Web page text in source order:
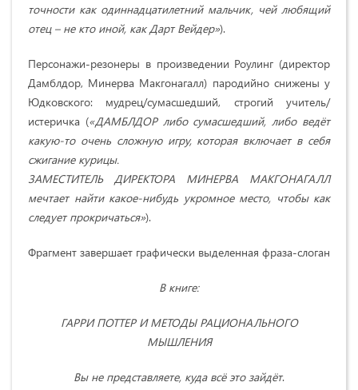
точности как одиннадцатилетний мальчик, чей любящий
отец – не кто иной, как Дарт Вейдер»).
Персонажи-резонеры в произведении Роулинг (директор
Дамблдор, Минерва Макгонагалл) пародийно снижены у
Юдковского: мудрец/сумасшедший, строгий учитель/
истеричка («ДАМБЛДОР либо сумасшедший, либо ведёт
какую-то очень сложную игру, которая включает в себя
сжигание курицы.
ЗАМЕСТИТЕЛЬ ДИРЕКТОРА МИНЕРВА МАКГОНАГАЛЛ
мечтает найти какое-нибудь укромное место, чтобы как
следует прокричаться»).
Фрагмент завершает графически выделенная фраза-слоган
В книге:
ГАРРИ ПОТТЕР И МЕТОДЫ РАЦИОНАЛЬНОГО
МЫШЛЕНИЯ
Вы не представляете, куда всё это зайдёт.